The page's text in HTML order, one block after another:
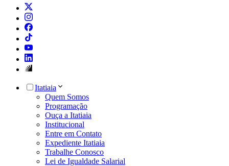
Itatiaia
Quem Somos
Programação
Ouça a Itatiaia
Institucional
Entre em Contato
Expediente Itatiaia
Trabalhe Conosco
Lei de Igualdade Salarial